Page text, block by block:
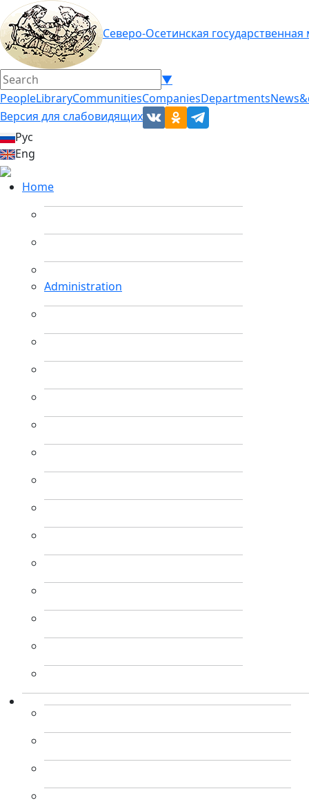
Северо-Осетинская
▼
PeopleLibraryCommunitiesCompaniesDepartments
Версия для слабовидящих
Рус
Eng
Home
Administration